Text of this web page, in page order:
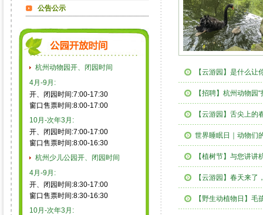
公告公示
杭州动物园开、闭园时间
4月-9月:
开、闭园时间:7:00-17:30
窗口售票时间:8:00-17:00
10月-次年3月:
开、闭园时间:7:00-17:00
窗口售票时间:8:00-16:30
杭州少儿公园开、闭园时间
4月-9月:
开、闭园时间:8:30-17:00
窗口售票时间:8:30-16:30
10月-次年3月:
【云游园】是什么
【招聘】杭州动物园
【云游园】舌尖上的
世界睡眠日｜动物们
【植树节】与您讲讲
【云游园】春天来
【野生动植物日】毛